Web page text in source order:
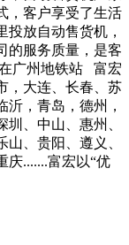
，客户享受了生活
放自动售货机，
的服务质量，是客
广州地铁站 富宏
，大连、长春、苏
，青岛，德州，
、中山、惠州、
、贵阳、遵义、
庆.......富宏以“优